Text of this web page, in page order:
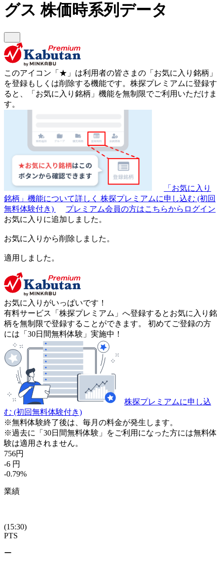
グス株価時系列データ
このアイコン 「★」 は利用者の皆さまの 「お気に入り銘柄」
を登録もしくは削除する機能です。 株探プレミアムに登録す
ると、「お気に入り銘柄」機能を無制限でご利用いただけま
す。
「お気に入り
銘柄」機能について詳しく 株探プレミアムに申し込む (初回
無料体験付き)
プレミアム会員の方はこちらからログイン
お気に入りに追加しました。
お気に入りから削除しました。
適用しました。
お気に入りがいっぱいです！
有料サービス「株探プレミアム」へ登録するとお気に入り銘
柄を無制限で登録することができます。 初めてご登録の方
には「30日間無料体験」実施中！
株探プレミアムに申し込
む (初回無料体験付き)
※無料体験終了後は、毎月の料金が発生します。
※過去に「30日間無料体験」をご利用になった方には無料体
験は適用されません。
756円
-6 円
-0.79%
業績
(15:30)
PTS
ー